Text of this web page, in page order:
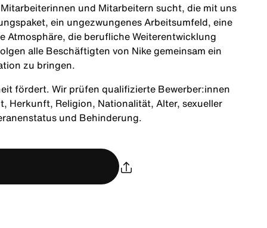
und Mitarbeitern sucht, die mit uns
ein ungezwungenes Arbeitsumfeld, eine
die berufliche Weiterentwicklung
alle Beschäftigten von Nike gemeinsam ein
zu bringen.
fördert. Wir prüfen qualifizierte Bewerber:innen
Herkunft, Religion, Nationalität, Alter, sexueller
und Behinderung.